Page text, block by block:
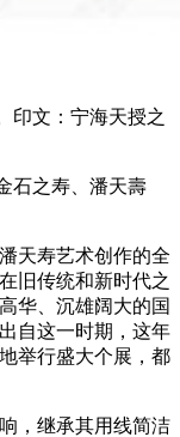
印文：宁海天授之
石之寿、潘天壽
天寿艺术创作的全
旧传统和新时代之
华、沉雄阔大的国
自这一时期，这年
举行盛大个展，都
，继承其用线简洁